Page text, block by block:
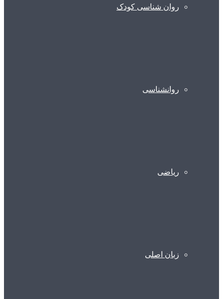
روان شناسی کودک
روانشناسی
ریاضی
زبان اصلی